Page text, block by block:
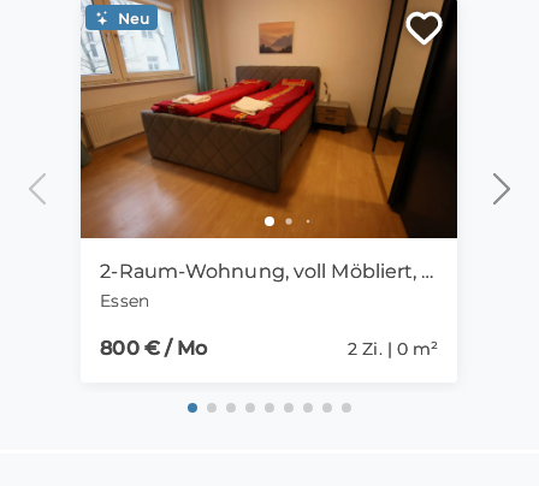
2-Raum-Wohnung, voll Möbliert, inkl. Einbauküche, Wannenbad und Balkon zu vermieten!
Essen
800 € / Mo 2 Zi. | 0 m²
Neu